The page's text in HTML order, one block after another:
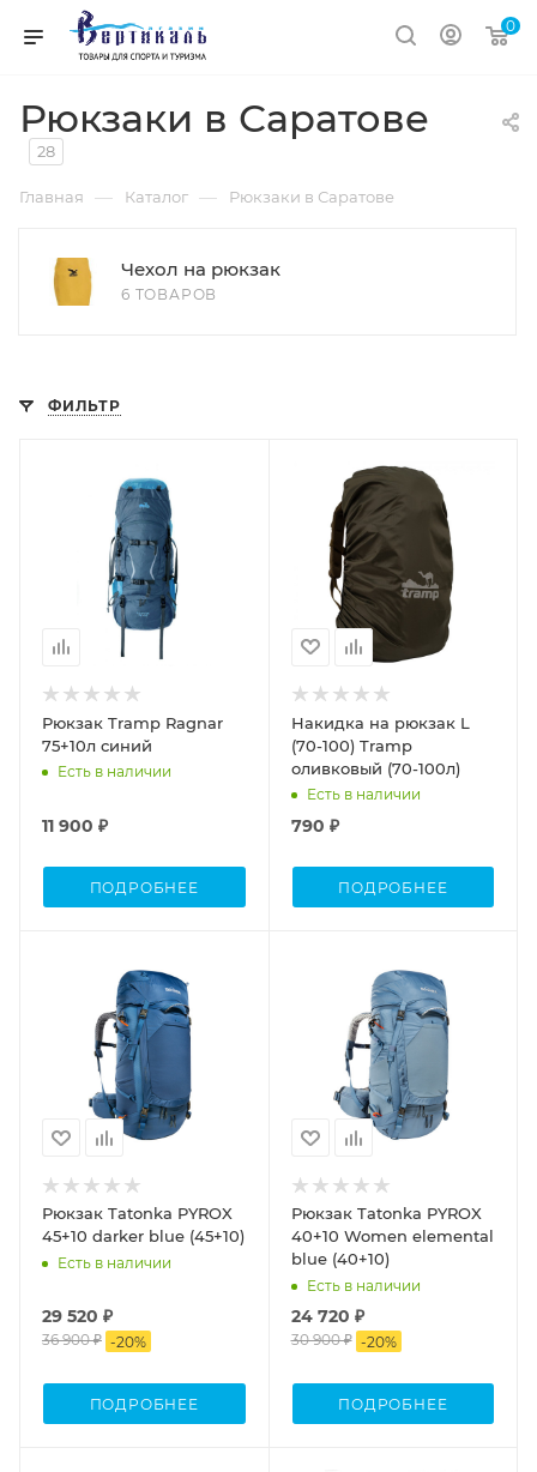
0
Рюкзаки в Саратове
28
Главная — Каталог — Рюкзаки в Саратове
Чехол на рюкзак
6 ТОВАРОВ
ФИЛЬТР
Рюкзак Tramp Ragnar
75+10л синий
Есть в наличии
11 900 ₽
ПОДРОБНЕЕ
Накидка на рюкзак L
(70-100) Tramp
оливковый (70-100л)
Есть в наличии
790 ₽
ПОДРОБНЕЕ
Рюкзак Tatonka PYROX
45+10 darker blue (45+10)
Есть в наличии
29 520 ₽
36 900 ₽ -20%
ПОДРОБНЕЕ
Рюкзак Tatonka PYROX
40+10 Women elemental
blue (40+10)
Есть в наличии
24 720 ₽
30 900 ₽ -20%
ПОДРОБНЕЕ